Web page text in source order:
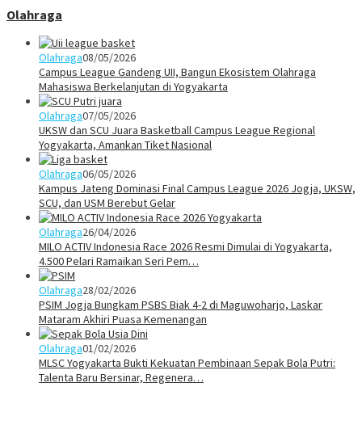
Olahraga
Olahraga08/05/2026
Campus League Gandeng UII, Bangun Ekosistem Olahraga
Mahasiswa Berkelanjutan di Yogyakarta
Olahraga07/05/2026
UKSW dan SCU Juara Basketball Campus League Regional
Yogyakarta, Amankan Tiket Nasional
Olahraga06/05/2026
Kampus Jateng Dominasi Final Campus League 2026 Jogja, UKSW,
SCU, dan USM Berebut Gelar
Olahraga26/04/2026
MILO ACTIV Indonesia Race 2026 Resmi Dimulai di Yogyakarta,
4.500 Pelari Ramaikan Seri Pem…
Olahraga28/02/2026
PSIM Jogja Bungkam PSBS Biak 4-2 di Maguwoharjo, Laskar
Mataram Akhiri Puasa Kemenangan
Olahraga01/02/2026
MLSC Yogyakarta Bukti Kekuatan Pembinaan Sepak Bola Putri:
Talenta Baru Bersinar, Regenera…